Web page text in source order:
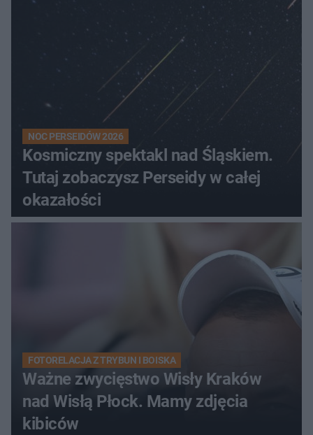
NOC PERSEIDÓW 2026
Kosmiczny spektakl nad Śląskiem.
Tutaj zobaczysz Perseidy w całej
okazałości
FOTORELACJA Z TRYBUN I BOISKA
Ważne zwycięstwo Wisły Kraków
nad Wisłą Płock. Mamy zdjęcia
kibiców